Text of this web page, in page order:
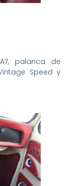
palanca de
Speed y